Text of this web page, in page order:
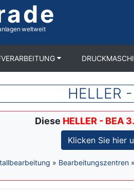
weltweit
HELLER
Diese HELLER - BEA
Klicken Sie hier
» Bearbeitungszentren »